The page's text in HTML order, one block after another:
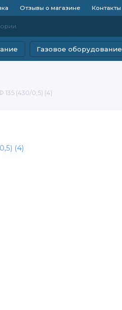
Отзывы о магазине Контакты
Газовое оборудование
(430/0,5) (4)